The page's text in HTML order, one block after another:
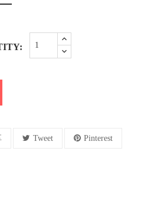
Tweet Pinterest